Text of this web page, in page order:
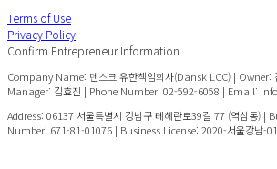
Terms of Use
Privacy Policy
Confirm Entrepreneur Information
Company Name: 덴스크 유한책임회사(Dansk LCC) | Owner:
Manager: 김효진 | Phone Number: 02-592-6058 | Email:
Address: 06137 서울특별시 강남구 테헤란로39길 77 (역삼동) |
Number: 671-81-01076 | Business License: 2020-서울강남-